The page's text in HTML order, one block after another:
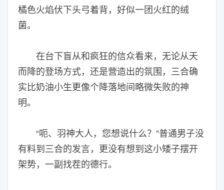
橘色火焰伏下头弓着背，好似一团火红的绒
菌。
在台下盲从和疯狂的信众看来，无论从天
而降的登场方式，还是营造出的氛围，三合确
实比奶油小生更像个降落地间略微失败的神
明。
“呃、羽神大人，您想说什么？”普通男子没
有料到三合的发言，更没有想到这小矮子摆开
架势，一副找茬的德行。